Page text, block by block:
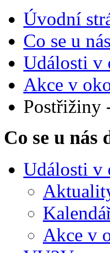
Úvodní
Co se u
Události v
Akce v
Postřižiny
Co se u nás
Události v
Akce v